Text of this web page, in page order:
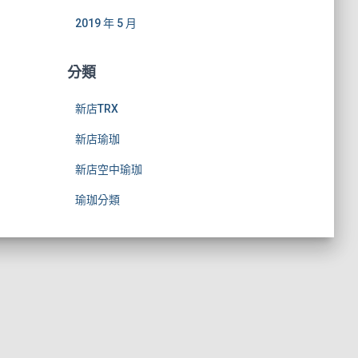
2019 年 5 月
分類
新店TRX
新店瑜珈
新店空中瑜珈
瑜珈分類